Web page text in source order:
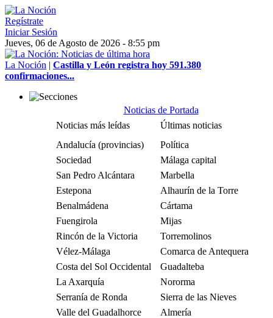
Regístrate
Iniciar Sesión
Jueves, 06 de Agosto de 2026 - 8:55 pm
La Noción | Castilla y León registra hoy 591.380
confirmaciones...
Noticias de Portada
Noticias más leídas
Últimas noticias
Andalucía (provincias)
Política
Sociedad
Málaga capital
San Pedro Alcántara
Marbella
Estepona
Alhaurín de la Torre
Benalmádena
Cártama
Fuengirola
Mijas
Rincón de la Victoria
Torremolinos
Vélez-Málaga
Comarca de Antequera
Costa del Sol Occidental
Guadalteba
La Axarquía
Nororma
Serranía de Ronda
Sierra de las Nieves
Valle del Guadalhorce
Almería